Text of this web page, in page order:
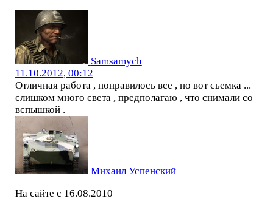
Samsamych
11.10.2012, 00:12
Отличная работа , понравилось все , но вот сьемка ...
слишком много света , предполагаю , что снимали со
вспышкой .
Михаил Успенский
На сайте с 16.08.2010